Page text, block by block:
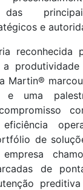
das
e
reconhecida
a
Martin®
e uma
de
de